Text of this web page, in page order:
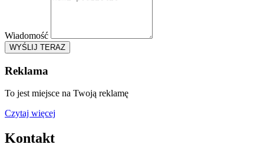
Wiadomość
WYŚLIJ TERAZ
Reklama
To jest miejsce na Twoją reklamę
Czytaj więcej
Kontakt